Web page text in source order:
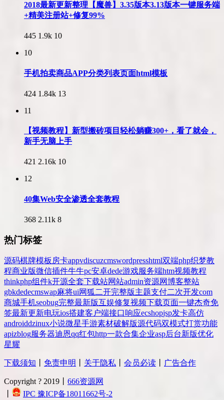
2018最新更新整理【魔兽】3.35版本3.13版本一键服务端
+精美注册站+修复99%
445 1.9k 10
10
手机拍卖商品APP分类列表页面html模板
424 1.84k 13
11
【视频教程】新型搬砖项目轻松躺赚300+，看了就会，
新手无脑上手
421 2.16k 10
12
40集Web安全渗透全套教程
368 2.11k 8
热门标签
源码棋牌模板 房卡appvdiscuzcmswordpresshtml双端php织梦教
程商业版微信插件牛牛pc安卓dede游戏服务端htm视频教程
thinkphp组件k开源全套下载站网站admin资源网博客整站
gbkdedecmswap麻将ui网狐 二开完整版主题支付二次开发com
商城手机seobug完整最新版互娱修复视频下载页面一键杰奇免
签最新更新电玩ios搭建客户端接口响应ecshopjsp发卡高仿
androiddzinux小说微星手游素材破解版源代码双模式打赏功能
apizblog服务器迪恩qq红包http一款合集企业asp后台新版优化
星耀
下载须知 免责申明 关于隐私 会员必读 广告合作
Copyright ? 2019丨 666资源网
IPC 豫ICP备18011662号-2